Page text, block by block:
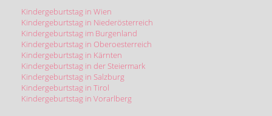
Kindergeburtstag in Wien
Kindergeburtstag in Niederösterreich
Kindergeburtstag im Burgenland
Kindergeburtstag in Oberoesterreich
Kindergeburtstag in Kärnten
Kindergeburtstag in der Steiermark
Kindergeburtstag in Salzburg
Kindergeburtstag in Tirol
Kindergeburtstag in Vorarlberg